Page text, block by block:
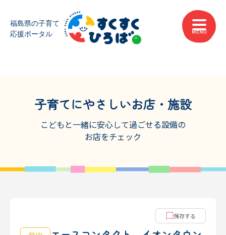
子育てにやさしいお店・施設
こどもと一緒に安心して過ごせる設備の
お店をチェック
保存する